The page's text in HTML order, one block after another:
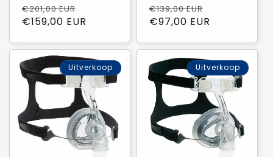
Normale
prijs
€201,00 EUR
Verkoopprijs
€159,00 EUR
Normale
prijs
€139,00 EUR
€97,00 EUR
Uitverkoop Uitverkoop